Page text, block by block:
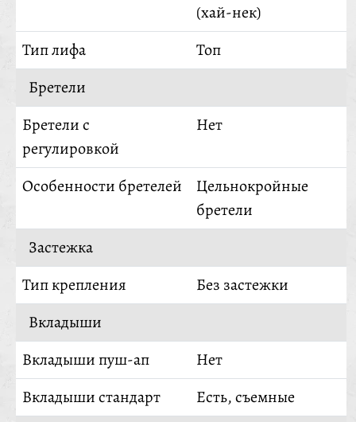
(хай-нек)
Тип лифа
Топ
Бретели
Бретели с
регулировкой
Нет
Особенности бретелей
Цельнокройные
бретели
Застежка
Тип крепления
Без застежки
Вкладыши
Вкладыши пуш-ап
Нет
Вкладыши стандарт
Есть, съемные